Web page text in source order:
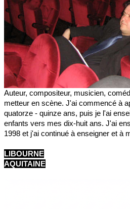
Auteur, compositeur, musicien,
metteur en scène. J'ai commencé à
quatorze - quinze ans, puis je l'ai
enfants vers mes dix-huit ans. J'ai
1998 et j'ai continué à enseigner et à
LIBOURNE
AQUITAINE